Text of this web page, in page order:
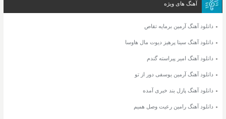
آهنگ های ویژه
دانلود آهنگ آرمین برمایه تقاص
دانلود آهنگ سینا پرهیز دیوت مال هاوسا
دانلود آهنگ امیر پیراسته گندم
دانلود آهنگ آرمین یوسفی دور از تو
دانلود آهنگ پازل بند خبری آمده
دانلود آهنگ رامین رعیت وصل همیم